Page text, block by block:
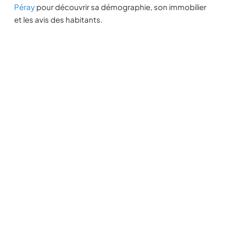
Péray pour découvrir sa démographie, son immobilier
et les avis des habitants.